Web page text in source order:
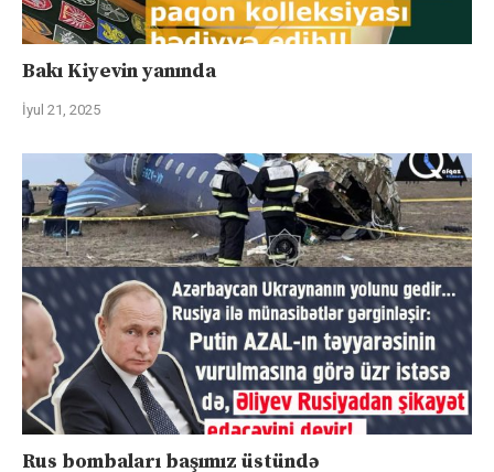
Bakı Kiyevin yanında
İyul 21, 2025
Rus bombaları başımız üstündə